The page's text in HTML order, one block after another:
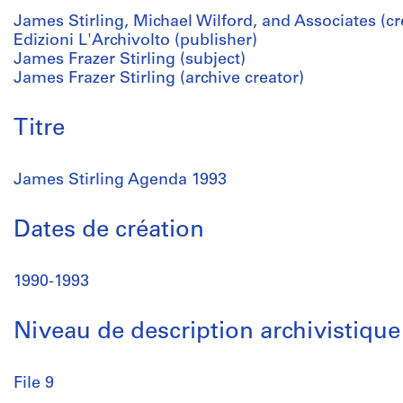
James Stirling, Michael Wilford, and Associates
Edizioni L'Archivolto (publisher)
James Frazer Stirling (subject)
James Frazer Stirling (archive creator)
Titre
James Stirling Agenda 1993
Dates de création
1990-1993
Niveau de description archivistique
File 9